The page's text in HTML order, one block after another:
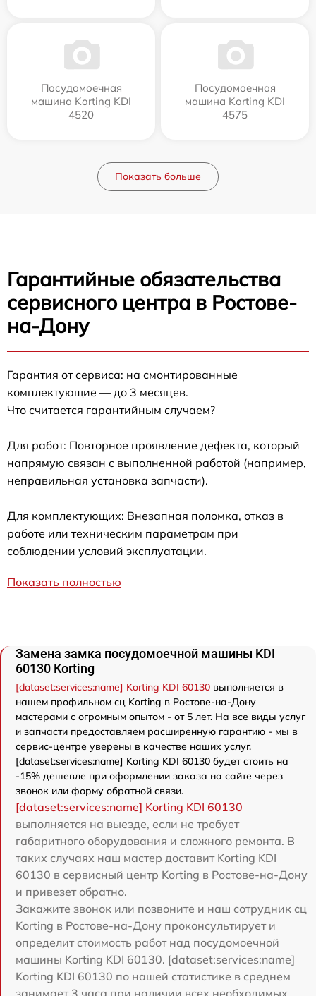
Посудомоечная
машина Korting KDI
4520
Посудомоечная
машина Korting KDI
4575
Показать больше
Гарантийные обязательства
сервисного центра в Ростове-
на-Дону
Гарантия от сервиса: на смонтированные
комплектующие — до 3 месяцев.
Что считается гарантийным случаем?
Для работ: Повторное проявление дефекта, который
напрямую связан с выполненной работой (например,
неправильная установка запчасти).
Для комплектующих: Внезапная поломка, отказ в
работе или техническим параметрам при
соблюдении условий эксплуатации.
Показать полностью
Замена замка посудомоечной машины KDI
60130 Korting
[dataset:services:name] Korting KDI 60130 выполняется в
нашем профильном сц Korting в Ростове-на-Дону
мастерами с огромным опытом - от 5 лет. На все виды услуг
и запчасти предоставляем расширенную гарантию - мы в
сервис-центре уверены в качестве наших услуг.
[dataset:services:name] Korting KDI 60130 будет стоить на
-15% дешевле при оформлении заказа на сайте через
звонок или форму обратной связи.
[dataset:services:name] Korting KDI 60130
выполняется на выезде, если не требует
габаритного оборудования и сложного ремонта. В
таких случаях наш мастер доставит Korting KDI
60130 в сервисный центр Korting в Ростове-на-Дону
и привезет обратно.
Закажите звонок или позвоните и наш сотрудник сц
Korting в Ростове-на-Дону проконсультирует и
определит стоимость работ над посудомоечной
машины Korting KDI 60130. [dataset:services:name]
Korting KDI 60130 по нашей статистике в среднем
занимает 3 часа при наличии всех необходимых